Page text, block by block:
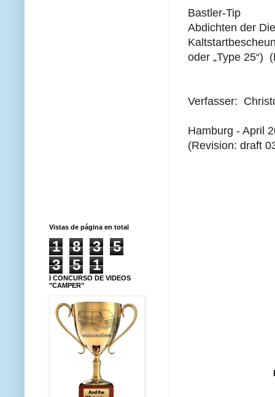
Bastler-Tip
Abdichten der
oder „Type 25“)
Verfasser:
Hamburg - April
(Revision: draft
Vistas de página en total
1 8 3
5
3
5 1
I CONCURSO DE VIDEOS
"CAMPER"